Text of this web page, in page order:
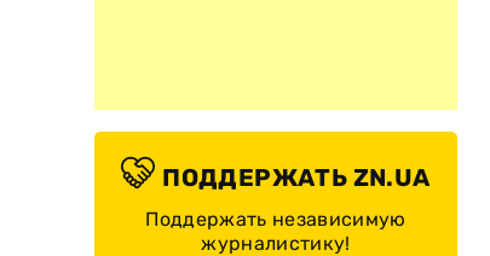
ПОДДЕРЖАТЬ ZN.UA
Поддержать независимую
журналистику!